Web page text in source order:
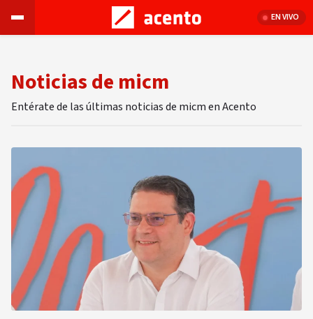
EN VIVO
Noticias de micm
Entérate de las últimas noticias de micm en Acento